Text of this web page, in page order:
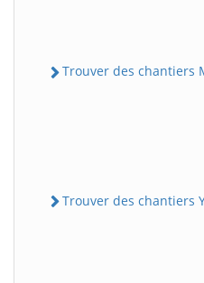
Trouver des chantiers
Trouver des chantiers